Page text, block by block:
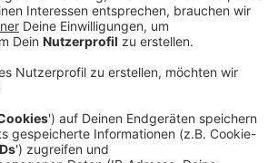
wird ab heute (16. November 2022)
auf dem Campus an der
Das Zentrum für Digitalisierung
ZDD. Wenn es fertig ist, soll ein